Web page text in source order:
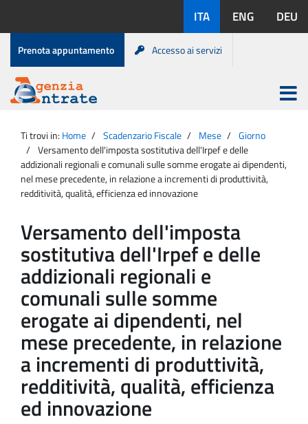
contenuto
disponibili:
ITA ENG DEU
Menu
di
servizio
Prenota appuntamento Accesso ai servizi
Agenzia
Entrate
Apri
menu
principale
Ti trovi in: Home Scadenzario Fiscale Mese
Giorno
Versamento dell'imposta sostitutiva dell'Irpef e delle
addizionali regionali e comunali sulle somme erogate ai dipendenti,
nel mese precedente, in relazione a incrementi di produttività,
redditività, qualità, efficienza ed innovazione
Versamento dell'imposta
sostitutiva dell'Irpef e delle
addizionali regionali e
comunali sulle somme
erogate ai dipendenti, nel
mese precedente, in relazione
a incrementi di produttività,
redditività, qualità, efficienza
ed innovazione